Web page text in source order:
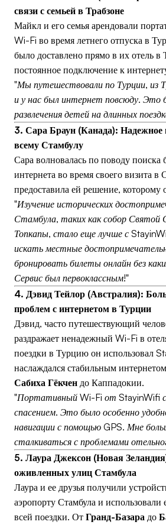
связи с семьей в Трабзоне
Майкл и его семья арендовали
Wi-Fi во время летнего отпуска в
было доставлено прямо в их отель в
постоянное подключение к
"Мы путешествовали по Турции, из
и у нас был интернет повсюду. Это
развлечения детей на длинных
3. Сара Браун (Канада): Надежное
всему Стамбулу
Сара волновалась по поводу поиска
интернета во время своего визита
предоставила ей решение, которому
"Изучение исторических
Стамбула, таких как собор Святой
Топкапы, стало еще лучше с
искать местные
бронировать билеты онлайн без
Сервис был первоклассным!"
4. Дэвид Тейлор (Австралия):
проблем с интернетом в Турции
Дэвид, часто путешествующий
раздражает ненадежный Wi-Fi в
поездки в Турцию он использовал
наслаждался стабильным
Сабиха Гёкчен до Каппадокии.
"Портативный Wi-Fi от StayinWifi
спасением. Это было особенно
навигации с помощью GPS. Мне
сталкиваться с проблемами
5. Лаура Джексон (Новая
оживленных улиц Стамбула
Лаура и ее друзья получили
аэропорту Стамбула и использовали
всей поездки. От Гранд-Базара до